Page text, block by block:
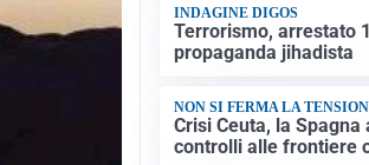
INDAGINE DIGOS
Terrorismo, arrestato
propaganda jihadista
NON SI FERMA LA
Crisi Ceuta, la Spagna
controlli alle frontiere